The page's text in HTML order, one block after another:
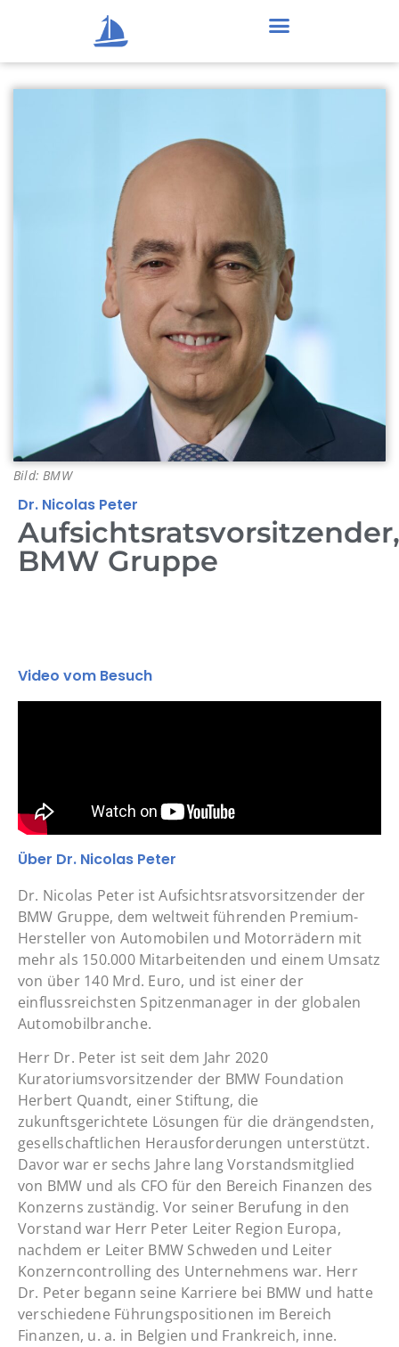
Bild: BMW
Dr. Nicolas Peter
Aufsichtsratsvorsitzender,
BMW Gruppe
Video vom Besuch
Über Dr. Nicolas Peter
Dr. Nicolas Peter ist Aufsichtsratsvorsitzender der
BMW Gruppe, dem weltweit führenden Premium-
Hersteller von Automobilen und Motorrädern mit
mehr als 150.000 Mitarbeitenden und einem Umsatz
von über 140 Mrd. Euro, und ist einer der
einflussreichsten Spitzenmanager in der globalen
Automobilbranche.
Herr Dr. Peter ist seit dem Jahr 2020
Kuratoriumsvorsitzender der BMW Foundation
Herbert Quandt, einer Stiftung, die
zukunftsgerichtete Lösungen für die drängendsten,
gesellschaftlichen Herausforderungen unterstützt.
Davor war er sechs Jahre lang Vorstandsmitglied
von BMW und als CFO für den Bereich Finanzen des
Konzerns zuständig. Vor seiner Berufung in den
Vorstand war Herr Peter Leiter Region Europa,
nachdem er Leiter BMW Schweden und Leiter
Konzerncontrolling des Unternehmens war. Herr
Dr. Peter begann seine Karriere bei BMW und hatte
verschiedene Führungspositionen im Bereich
Finanzen, u. a. in Belgien und Frankreich, inne.